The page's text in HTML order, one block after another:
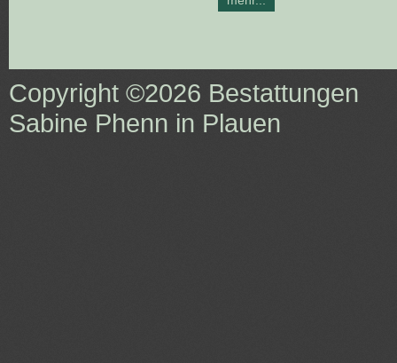
Copyright ©2026 Bestattungen
Sabine Phenn in Plauen